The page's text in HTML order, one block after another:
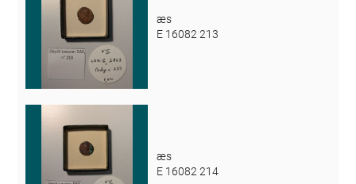
æs
E 16082 213
æs
E 16082 214